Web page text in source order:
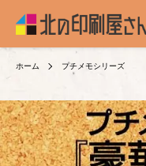
ホーム プチメモシリーズ